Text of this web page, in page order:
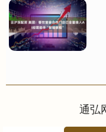
通弘